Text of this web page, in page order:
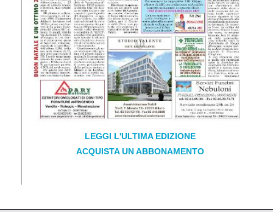
LEGGI L'ULTIMA EDIZIONE
ACQUISTA UN ABBONAMENTO